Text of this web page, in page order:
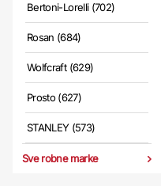
Bertoni-Lorelli (702)
Rosan (684)
Wolfcraft (629)
Prosto (627)
STANLEY (573)
Sve robne marke